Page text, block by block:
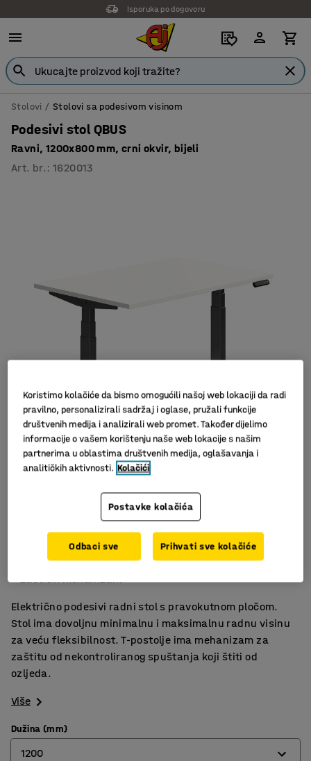
Isporuka po dogovoru
Stolovi Stolovi sa podesivom visinom
Podesivi stol QBUS
Ravni, 1200x800 mm, crni okvir, bijeli
Art. br. :1620013
Slični proizvodi
Funkcija memorije za tri visine
Dobar raspon podešavanja visine
Zaštitni mehanizam
Električno podesivi radni stol s pravokutnom pločom.
Stol ima dovoljnu minimalnu i maksimalnu radnu visinu
za veću fleksibilnost. T-postolje ima mehanizam za
zaštitu od nekontroliranog spuštanja koji štiti od
ozljeda.
Više
Dužina (mm)
1200
Koristimo kolačiće da bismo omogućili našoj web lokaciji da radi
pravilno, personalizirali sadržaj i oglase, pružali funkcije
društvenih medija i analizirali web promet. Također dijelimo
informacije o vašem korištenju naše web lokacije s našim
partnerima u oblastima društvenih medija, oglašavanja i
analitičkih aktivnosti. Kolačići
Postavke kolačića
Odbaci sve Prihvati sve kolačiće